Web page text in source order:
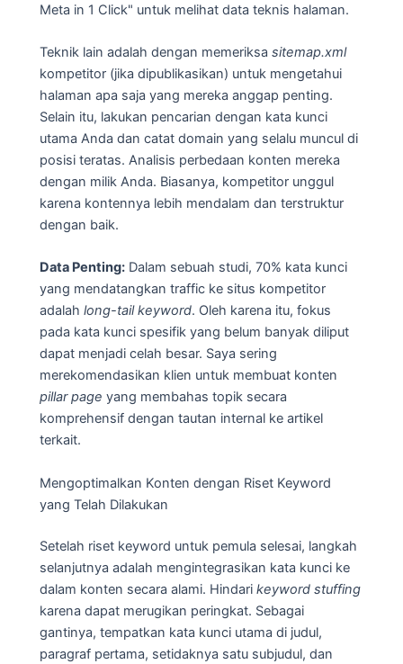
Meta in 1 Click" untuk melihat data teknis halaman.
Teknik lain adalah dengan memeriksa sitemap.xml
kompetitor (jika dipublikasikan) untuk mengetahui
halaman apa saja yang mereka anggap penting.
Selain itu, lakukan pencarian dengan kata kunci
utama Anda dan catat domain yang selalu muncul di
posisi teratas. Analisis perbedaan konten mereka
dengan milik Anda. Biasanya, kompetitor unggul
karena kontennya lebih mendalam dan terstruktur
dengan baik.
Data Penting: Dalam sebuah studi, 70% kata kunci
yang mendatangkan traffic ke situs kompetitor
adalah long-tail keyword. Oleh karena itu, fokus
pada kata kunci spesifik yang belum banyak diliput
dapat menjadi celah besar. Saya sering
merekomendasikan klien untuk membuat konten
pillar page yang membahas topik secara
komprehensif dengan tautan internal ke artikel
terkait.
Mengoptimalkan Konten dengan Riset Keyword
yang Telah Dilakukan
Setelah riset keyword untuk pemula selesai, langkah
selanjutnya adalah mengintegrasikan kata kunci ke
dalam konten secara alami. Hindari keyword stuffing
karena dapat merugikan peringkat. Sebagai
gantinya, tempatkan kata kunci utama di judul,
paragraf pertama, setidaknya satu subjudul, dan